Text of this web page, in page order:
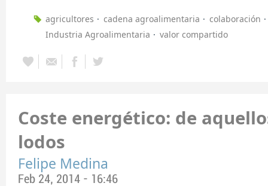
agricultores cadena agroalimentaria
colaboración
Industria Agroalimentaria
valor compartido
Coste energético: de
lodos
Felipe Medina
Feb 24, 2014 - 16:46